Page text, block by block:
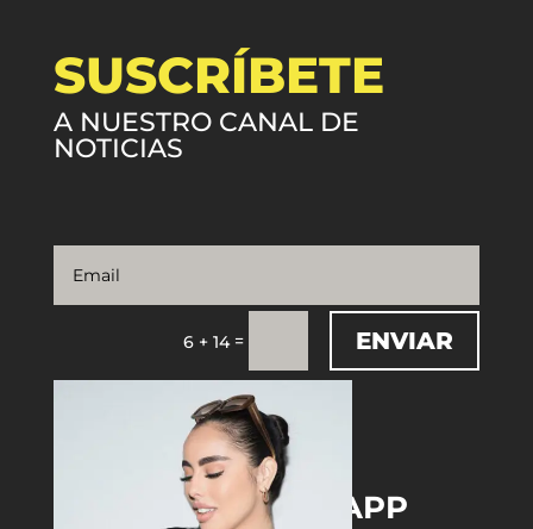
SUSCRÍBETE
A NUESTRO CANAL DE
NOTICIAS
6 + 14= ENVIAR
DOWNLOAD THE APP